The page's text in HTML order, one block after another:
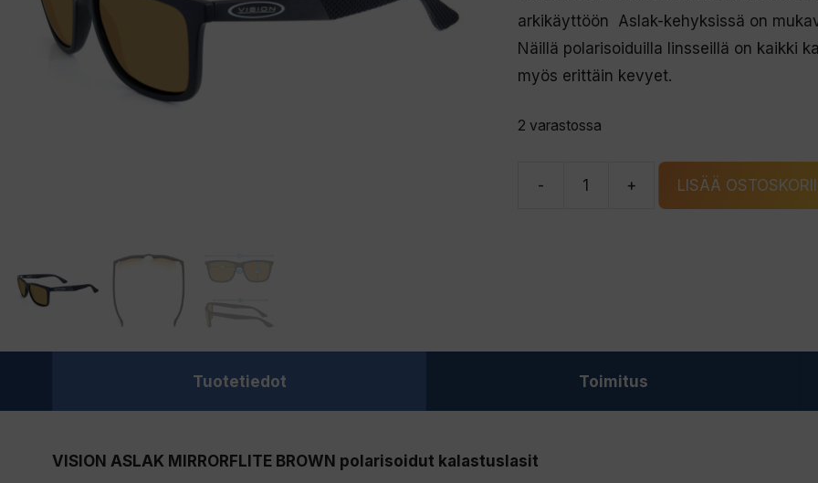
arkikäyttöön Aslak-kehyksissä on
Näillä polarisoiduilla linsseillä on kaikki
myös erittäin kevyet.
2 varastossa
- + LISÄÄ
Tuotetiedot Toimitus
VISION ASLAK MIRRORFLITE BROWN polarisoidut kalastuslasit